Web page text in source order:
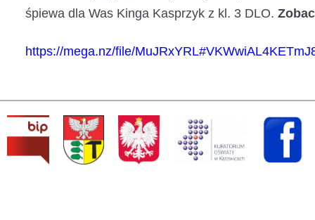
śpiewa dla Was Kinga Kasprzyk z kl. 3 DLO.
https://mega.nz/file/